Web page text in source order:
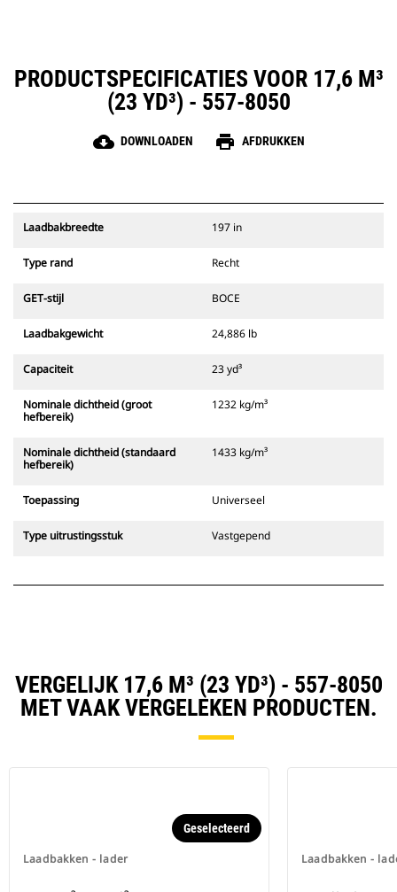
PRODUCTSPECIFICATIES VOOR 17,6 M³
(23 YD³) - 557-8050
cloud_download DOWNLOADEN print AFDRUKKEN
Laadbakbreedte 197 in
Type rand Recht
GET-stijl BOCE
Laadbakgewicht 24,886 lb
Capaciteit 23 yd³
Nominale dichtheid (groot
hefbereik)
1232 kg/m³
Nominale dichtheid (standaard
hefbereik)
1433 kg/m³
Toepassing Universeel
Type uitrustingsstuk Vastgepend
VERGELIJK 17,6 M³ (23 YD³) - 557-8050
MET VAAK VERGELEKEN PRODUCTEN.
Laadbakken - lader
Geselecteerd
Laadbakken -